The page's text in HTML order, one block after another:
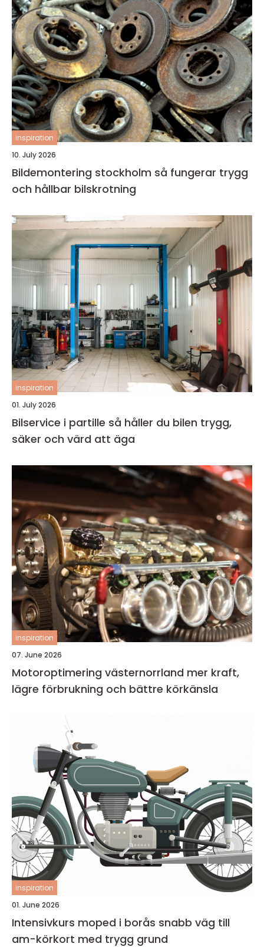
inspiration
10. July 2026
Bildemontering stockholm så fungerar trygg
och hållbar bilskrotning
inspiration
01. July 2026
Bilservice i partille så håller du bilen trygg,
säker och värd att äga
inspiration
07. June 2026
Motoroptimering västernorrland mer kraft,
lägre förbrukning och bättre körkänsla
inspiration
01. June 2026
Intensivkurs moped i borås snabb väg till
am-körkort med trygg grund